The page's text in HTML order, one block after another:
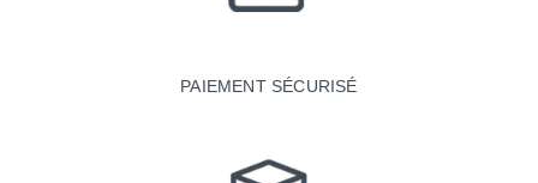
PAIEMENT SÉCURISÉ